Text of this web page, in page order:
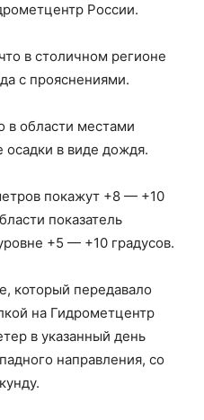
России.
в столичном регионе
с прояснениями.
в области местами
осадки в виде дождя.
покажут +8 — +10
показатель
+5 — +10 градусов.
который передавало
на Гидрометцентр
в указанный день
направления, со